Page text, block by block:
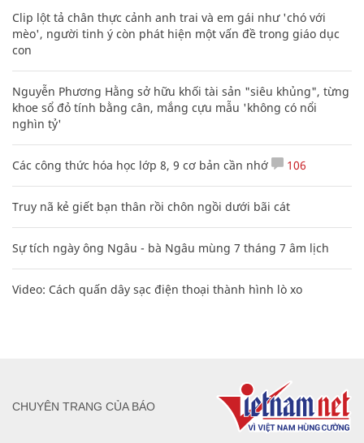
Clip lột tả chân thực cảnh anh trai và em gái như 'chó với
mèo', người tinh ý còn phát hiện một vấn đề trong giáo dục
con
Nguyễn Phương Hằng sở hữu khối tài sản "siêu khủng", từng
khoe sổ đỏ tính bằng cân, mắng cựu mẫu 'không có nổi
nghìn tỷ'
Các công thức hóa học lớp 8, 9 cơ bản cần nhớ 106
Truy nã kẻ giết bạn thân rồi chôn ngồi dưới bãi cát
Sự tích ngày ông Ngâu - bà Ngâu mùng 7 tháng 7 âm lịch
Video: Cách quấn dây sạc điện thoại thành hình lò xo
CHUYÊN TRANG CỦA BÁO